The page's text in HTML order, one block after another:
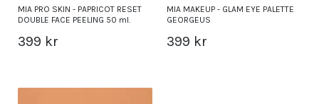
MIA PRO SKIN - PAPRICOT RESET
DOUBLE FACE PEELING 50 ml.
399 kr
MIA MAKEUP - GLAM EYE PALETTE
GEORGEUS
399 kr